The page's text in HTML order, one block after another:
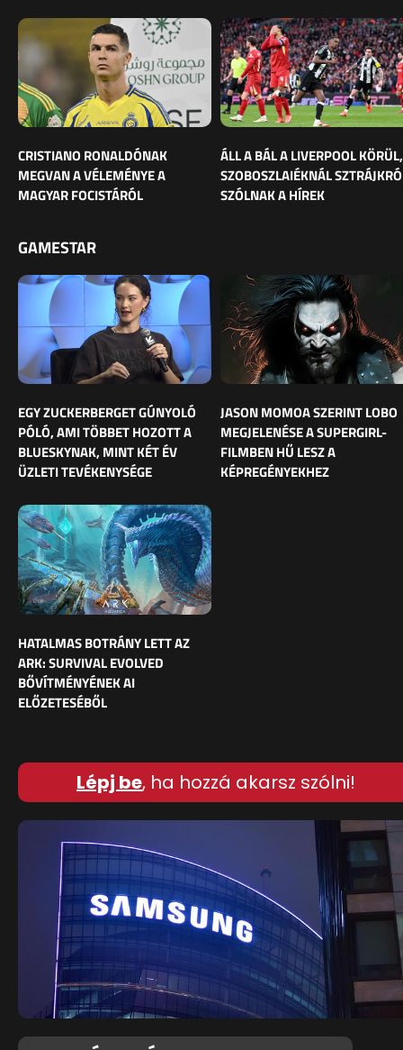
CRISTIANO RONALDÓNAK
MEGVAN A VÉLEMÉNYE A
MAGYAR FOCISTÁRÓL
ÁLL A BÁL A LIVERPOOL KÖRÜL,
SZOBOSZLAIÉKNÁL
SZÓLNAK A HÍREK
GAMESTAR
EGY ZUCKERBERGET GÚNYOLÓ
PÓLÓ, AMI TÖBBET HOZOTT A
BLUESKYNAK, MINT KÉT ÉV
ÜZLETI TEVÉKENYSÉGE
JASON MOMOA SZERINT LOBO
MEGJELENÉSE A SUPERGIRL-
FILMBEN HŰ LESZ A
KÉPREGÉNYEKHEZ
HATALMAS BOTRÁNY LETT AZ
ARK: SURVIVAL EVOLVED
BŐVÍTMÉNYÉNEK AI
ELŐZETESÉBŐL
Lépj be, ha hozzá akarsz szólni!